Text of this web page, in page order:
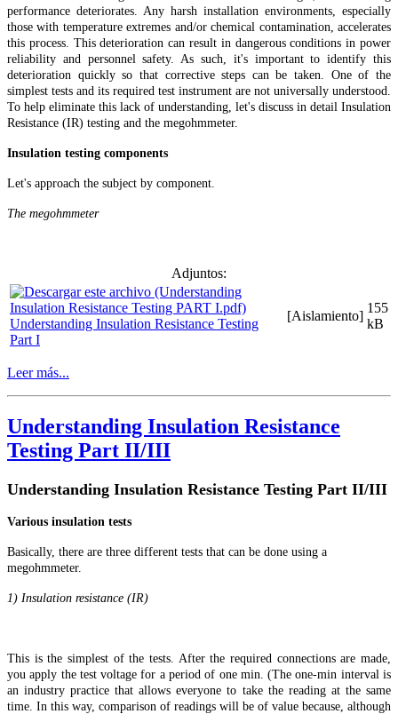
performance deteriorates. Any harsh installation environments, especially
those with temperature extremes and/or chemical contamination, accelerates
this process. This deterioration can result in dangerous conditions in power
reliability and personnel safety. As such, it's important to identify this
deterioration quickly so that corrective steps can be taken. One of the
simplest tests and its required test instrument are not universally understood.
To help eliminate this lack of understanding, let's discuss in detail Insulation
Resistance (IR) testing and the megohmmeter.
Insulation testing components
Let's approach the subject by component.
The megohmmeter
Adjuntos:
Understanding Insulation Resistance Testing
Part I
[Aislamiento]
155
kB
Leer más...
Understanding Insulation Resistance
Testing Part II/III
Understanding Insulation Resistance Testing Part II/III
Various insulation tests
Basically, there are three different tests that can be done using a
megohmmeter.
1) Insulation resistance (IR)
This is the simplest of the tests. After the required connections are made,
you apply the test voltage for a period of one min. (The one-min interval is
an industry practice that allows everyone to take the reading at the same
time. In this way, comparison of readings will be of value because, although